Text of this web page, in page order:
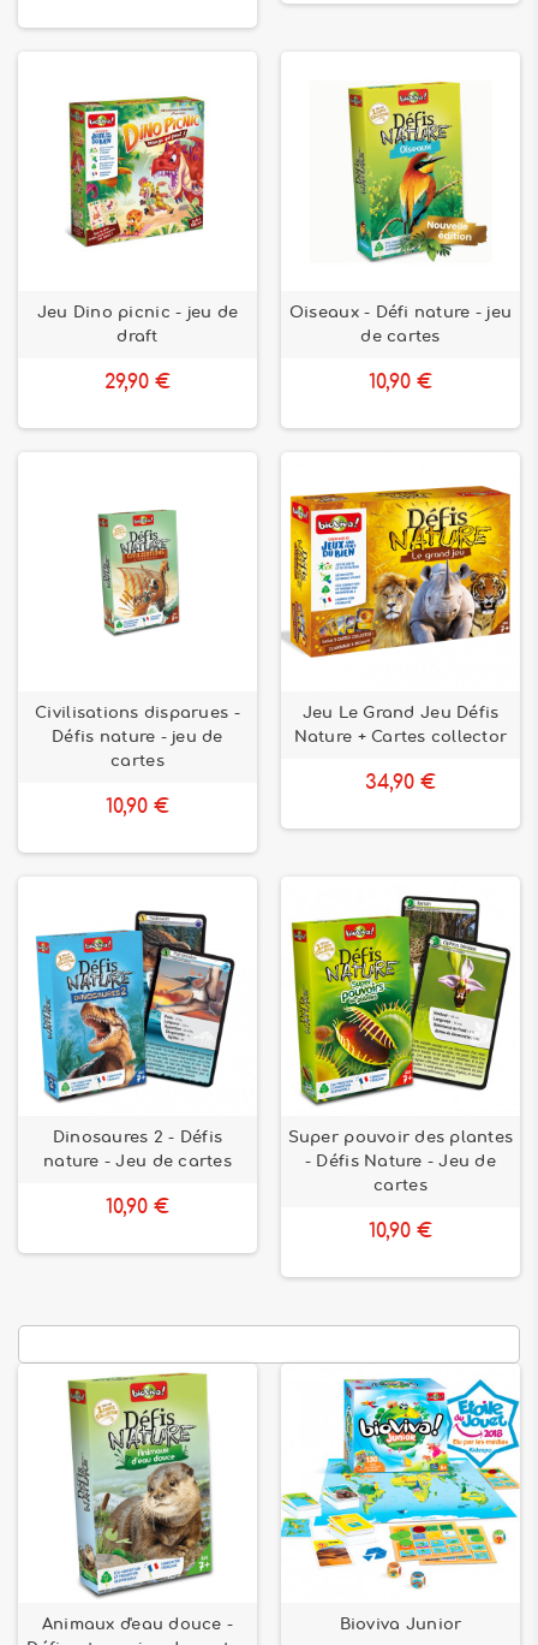
Jeu Dino picnic - jeu de
draft
29,90 €
Oiseaux - Défi nature - jeu
de cartes
10,90 €
Civilisations disparues -
Défis nature - jeu de
cartes
10,90 €
Jeu Le Grand Jeu Défis
Nature + Cartes collector
34,90 €
Dinosaures 2 - Défis
nature - Jeu de cartes
10,90 €
Super pouvoir des plantes
- Défis Nature - Jeu de
cartes
10,90 €
Animaux d'eau douce -
Bioviva Junior